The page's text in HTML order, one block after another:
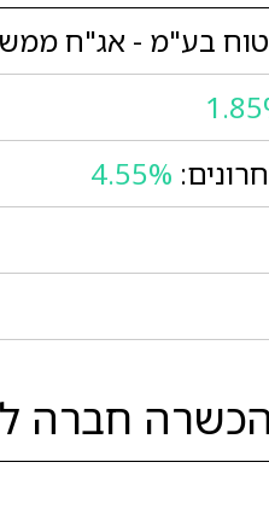
בע"מ - אג"ח
4.55%
חברה